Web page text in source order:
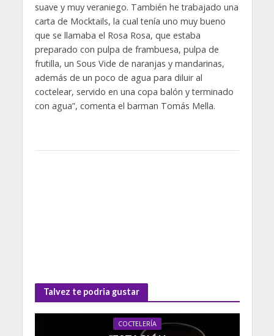
suave y muy veraniego. También he trabajado una
carta de Mocktails, la cual tenía uno muy bueno
que se llamaba el Rosa Rosa, que estaba
preparado con pulpa de frambuesa, pulpa de
frutilla, un Sous Vide de naranjas y mandarinas,
además de un poco de agua para diluir al
coctelear, servido en una copa balón y terminado
con agua”, comenta el barman Tomás Mella.
Talvez te podria gustar
COCTELERÍA